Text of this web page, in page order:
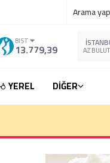
BIST
13.779,39 AZ
YEREL
DİĞER